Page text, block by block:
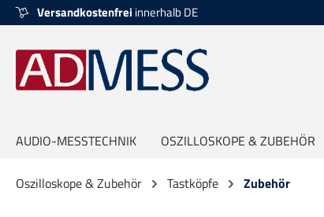
Zur Hauptnavigation springen
Versandkostenfrei innerhalb DE
AUDIO-MESSTECHNIK OSZILLOSKOPE & ZUBEHÖR
Oszilloskope & Zubehör Tastköpfe Zubehör